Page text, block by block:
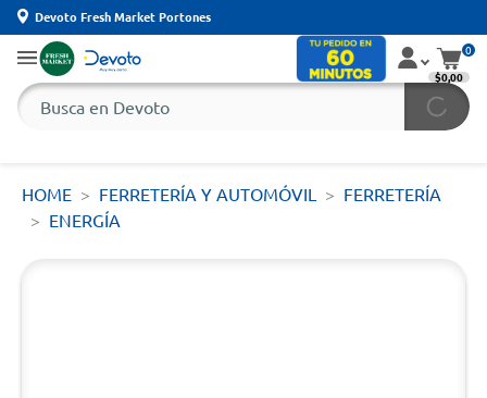
Devoto Fresh Market Portones
0
$0,00
HOME FERRETERÍA Y AUTOMÓVIL
FERRETERÍA
ENERGÍA